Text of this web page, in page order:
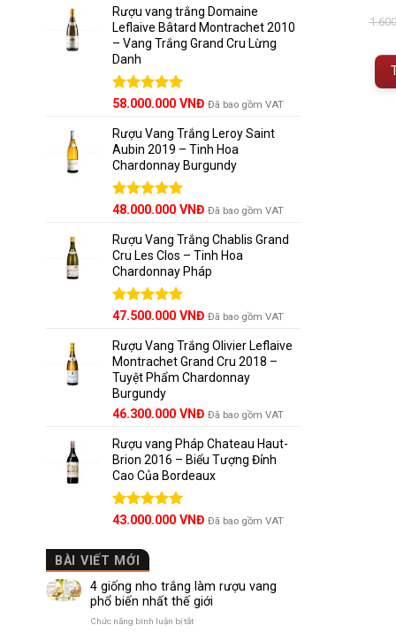
5 sao
Rượu vang trắng Domaine
Leflaive Bâtard Montrachet 2010
– Vang Trắng Grand Cru Lừng
Danh
Được xếp
5 sao
58.000.000 VNĐ Đã bao gồm VAT
Rượu Vang Trắng Leroy Saint
Aubin 2019 – Tinh Hoa
Chardonnay Burgundy
Được xếp
5 sao
48.000.000 VNĐ Đã bao gồm VAT
Rượu Vang Trắng Chablis Grand
Cru Les Clos – Tinh Hoa
Chardonnay Pháp
Được xếp
5 sao
47.500.000 VNĐ Đã bao gồm VAT
Rượu Vang Trắng Olivier Leflaive
Montrachet Grand Cru 2018 –
Tuyệt Phẩm Chardonnay
Burgundy
46.300.000 VNĐ Đã bao gồm VAT
Rượu vang Pháp Chateau Haut-
Brion 2016 – Biểu Tượng Đỉnh
Cao Của Bordeaux
Được xếp
5 sao
43.000.000 VNĐ Đã bao gồm VAT
BÀI VIẾT MỚI
4 giống nho trắng làm rượu vang
phổ biến nhất thế giới
Chức năng bình luận bị tắtở